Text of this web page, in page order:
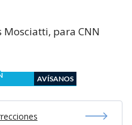
Mosciatti, para CNN
AVÍSANOS